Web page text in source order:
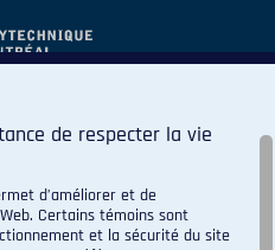
de respecter la vie
d’améliorer et de
Certains témoins sont
et la sécurité du site